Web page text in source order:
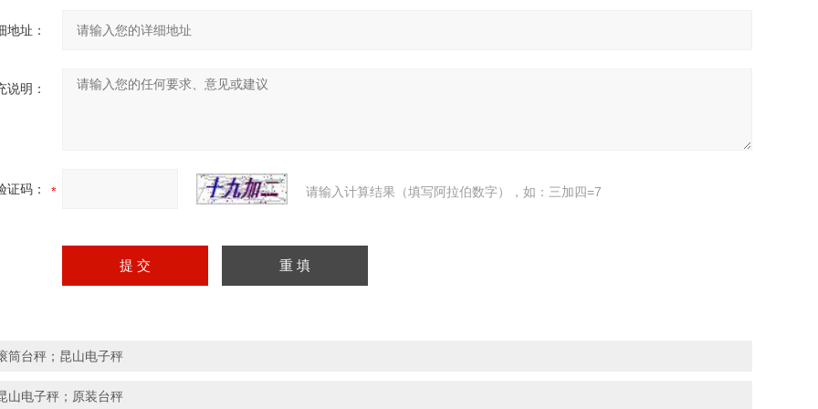
地址：
说明：
证码： 请输入计算结果（填写阿拉伯数字），如：三加四=7
筒台秤；昆山电子秤
山电子秤；原装台秤